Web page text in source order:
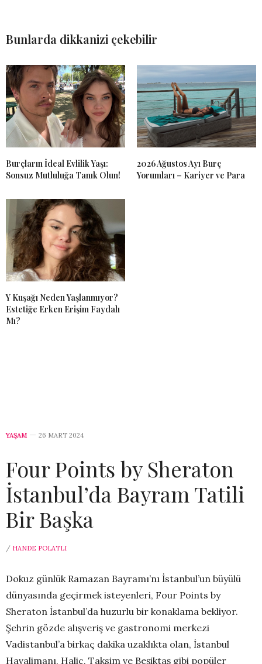
Bunlarda dikkanizi çekebilir
Burçların İdeal Evlilik Yaşı:
Sonsuz Mutluluğa Tanık Olun!
2026 Ağustos Ayı Burç
Yorumları – Kariyer ve Para
Y Kuşağı Neden Yaşlanmıyor?
Estetiğe Erken Erişim Faydalı
Mı?
YAŞAM 26 MART 2024
Four Points by Sheraton
İstanbul’da Bayram Tatili
Bir Başka
/ HANDE POLATLI
Dokuz günlük Ramazan Bayramı’nı İstanbul’un büyülü
dünyasında geçirmek isteyenleri, Four Points by
Sheraton İstanbul’da huzurlu bir konaklama bekliyor.
Şehrin gözde alışveriş ve gastronomi merkezi
Vadistanbul’a birkaç dakika uzaklıkta olan, İstanbul
Havalimanı, Haliç, Taksim ve Beşiktaş gibi popüler